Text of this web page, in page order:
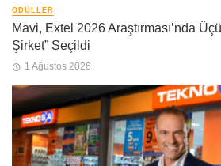
ÖDÜLLER
Mavi, Extel 2026 Araştırması’nda
Şirket” Seçildi
1 Ağustos 2026